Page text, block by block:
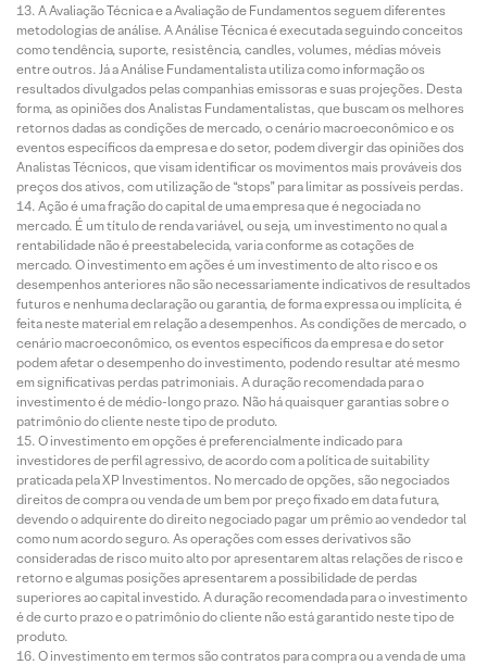
A Avaliação Técnica e a Avaliação de Fundamentos seguem diferentes
metodologias de análise. A Análise Técnica é executada seguindo conceitos
como tendência, suporte, resistência, candles, volumes, médias móveis
entre outros. Já a Análise Fundamentalista utiliza como informação os
resultados divulgados pelas companhias emissoras e suas projeções. Desta
forma, as opiniões dos Analistas Fundamentalistas, que buscam os melhores
retornos dadas as condições de mercado, o cenário macroeconômico e os
eventos específicos da empresa e do setor, podem divergir das opiniões dos
Analistas Técnicos, que visam identificar os movimentos mais prováveis dos
preços dos ativos, com utilização de “stops” para limitar as possíveis perdas.
Ação é uma fração do capital de uma empresa que é negociada no
mercado. É um título de renda variável, ou seja, um investimento no qual a
rentabilidade não é preestabelecida, varia conforme as cotações de
mercado. O investimento em ações é um investimento de alto risco e os
desempenhos anteriores não são necessariamente indicativos de resultados
futuros e nenhuma declaração ou garantia, de forma expressa ou implícita, é
feita neste material em relação a desempenhos. As condições de mercado, o
cenário macroeconômico, os eventos específicos da empresa e do setor
podem afetar o desempenho do investimento, podendo resultar até mesmo
em significativas perdas patrimoniais. A duração recomendada para o
investimento é de médio-longo prazo. Não há quaisquer garantias sobre o
patrimônio do cliente neste tipo de produto.
O investimento em opções é preferencialmente indicado para
investidores de perfil agressivo, de acordo com a política de suitability
praticada pela XP Investimentos. No mercado de opções, são negociados
direitos de compra ou venda de um bem por preço fixado em data futura,
devendo o adquirente do direito negociado pagar um prêmio ao vendedor tal
como num acordo seguro. As operações com esses derivativos são
consideradas de risco muito alto por apresentarem altas relações de risco e
retorno e algumas posições apresentarem a possibilidade de perdas
superiores ao capital investido. A duração recomendada para o investimento
é de curto prazo e o patrimônio do cliente não está garantido neste tipo de
produto.
O investimento em termos são contratos para compra ou a venda de uma